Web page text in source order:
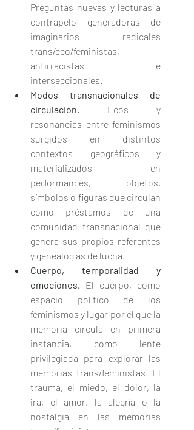
Preguntas nuevas y lecturas a
contrapelo generadoras de
imaginarios radicales
trans/eco/feministas,
antirracistas e
interseccionales.
Modos transnacionales de
circulación.
Ecos y
resonancias entre feminismos
surgidos en distintos
contextos geográficos y
materializados en
performances, objetos,
símbolos o figuras que circulan
como préstamos de una
comunidad transnacional que
genera sus propios referentes
y genealogías de lucha.
Cuerpo, temporalidad y
emociones.
El cuerpo, como
espacio político de los
feminismos y lugar por el que la
memoria circula en primera
instancia, como lente
privilegiada para explorar las
memorias trans/feministas. El
trauma, el miedo, el dolor, la
ira, el amor, la alegría o la
nostalgia en las memorias